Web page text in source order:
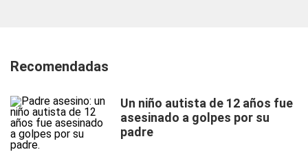
Recomendadas
Un niño autista de 12 años fue
asesinado a golpes por su
padre